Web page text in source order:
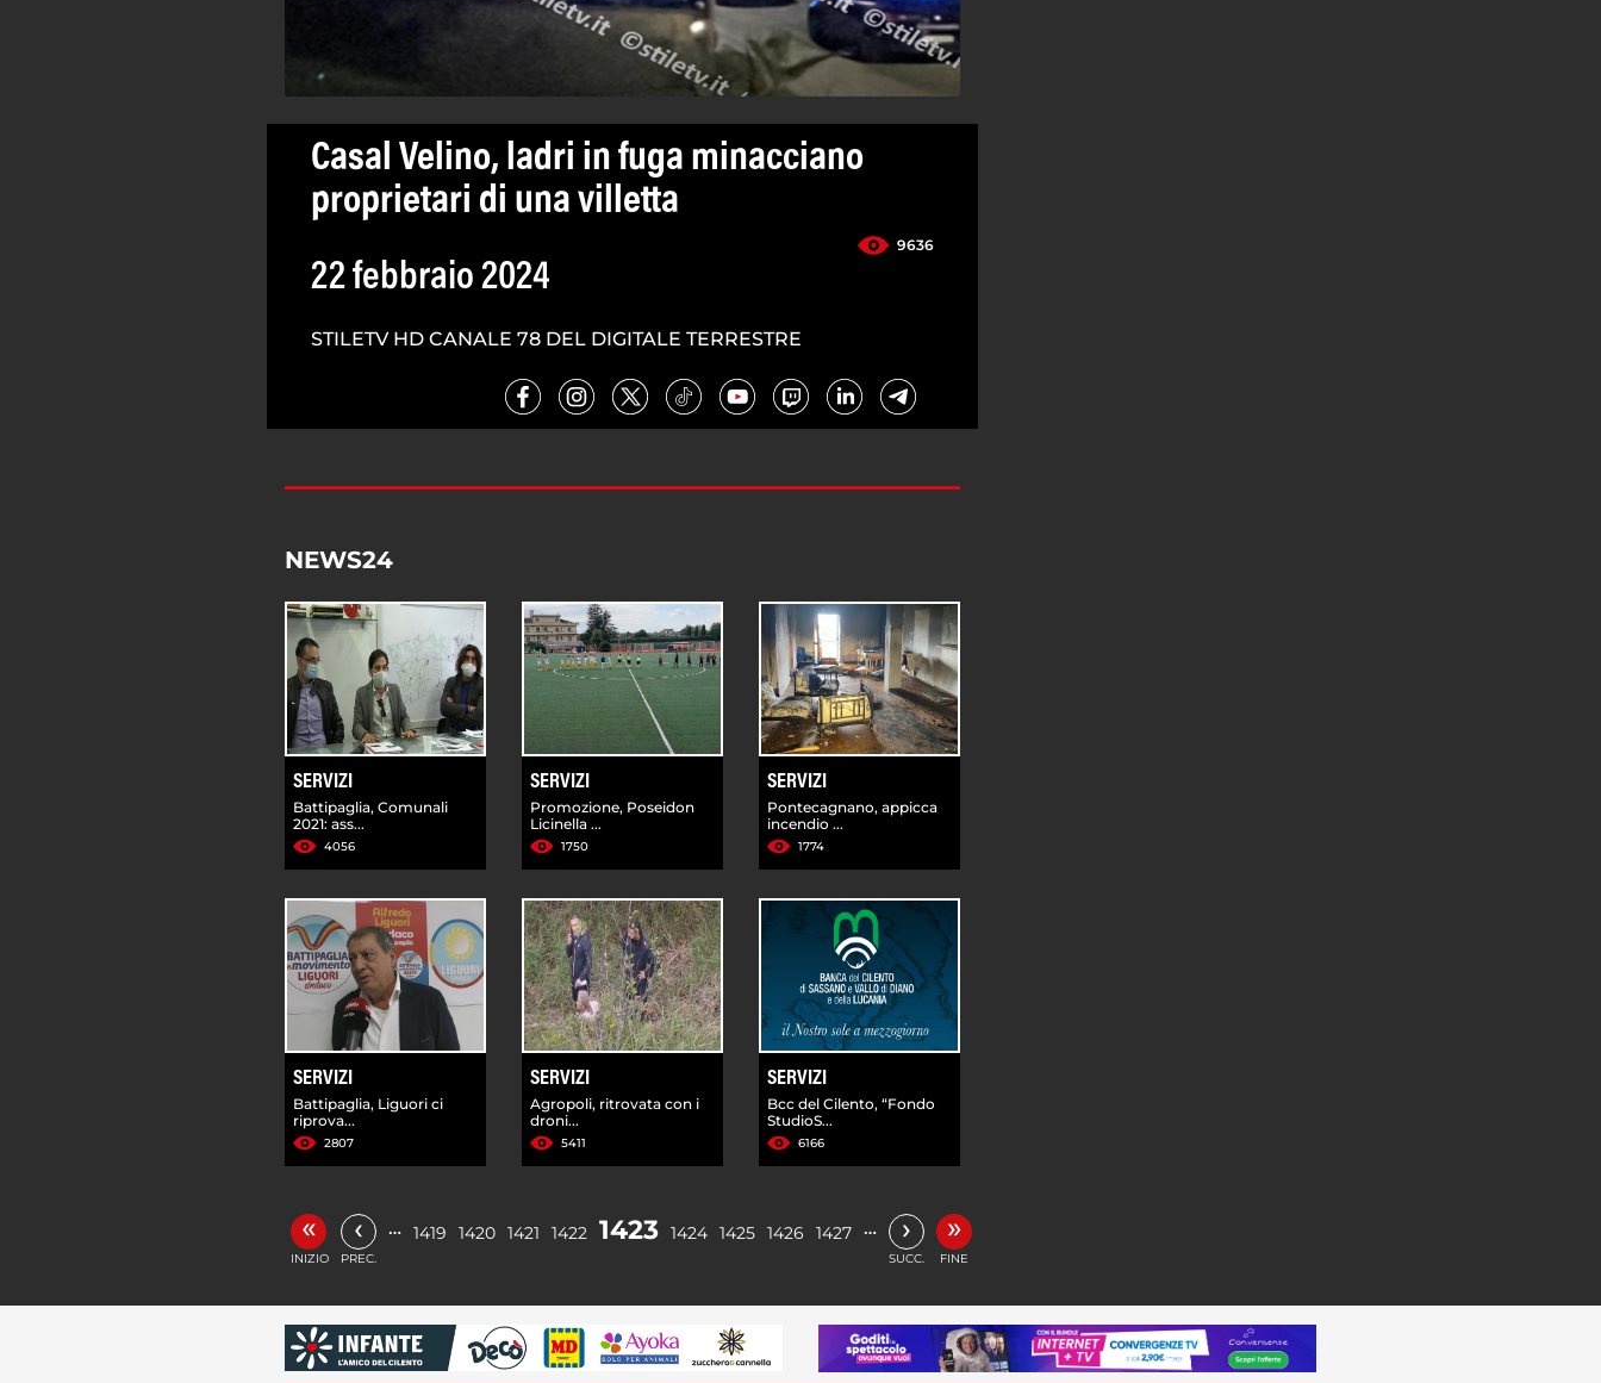
Casal Velino, ladri in fuga minacciano
proprietari di una villetta
9636
22 febbraio 2024
STILETV HD CANALE 78 DEL DIGITALE TERRESTRE
NEWS24
SERVIZI
Battipaglia, Comunali
2021: ass...
4056
SERVIZI
Promozione, Poseidon
Licinella ...
1750
SERVIZI
Pontecagnano, appicca
incendio ...
1774
SERVIZI
Battipaglia, Liguori ci
riprova...
2807
SERVIZI
Agropoli, ritrovata con i
droni...
5411
SERVIZI
Bcc del Cilento, “Fondo
StudioS...
6166
«
INIZIO
‹
PREC.
… 1419 1420 1421 1422 1423 1424 1425 1426 1427 … ›
SUCC.
»
FINE